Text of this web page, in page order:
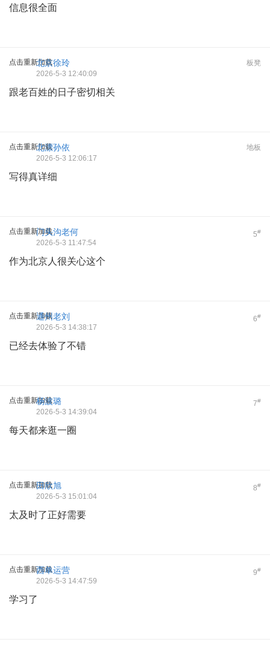
信息很全面
点击重新加载 板凳
北京徐玲
2026-5-3 12:40:09
跟老百姓的日子密切相关
点击重新加载 地板
北漂孙依
2026-5-3 12:06:17
写得真详细
点击重新加载 5#
门头沟老何
2026-5-3 11:47:54
作为北京人很关心这个
点击重新加载 6#
通州老刘
2026-5-3 14:38:17
已经去体验了不错
点击重新加载 7#
杨波璐
2026-5-3 14:39:04
每天都来逛一圈
点击重新加载 8#
田欣旭
2026-5-3 15:01:04
太及时了正好需要
点击重新加载 9#
西单运营
2026-5-3 14:47:59
学习了